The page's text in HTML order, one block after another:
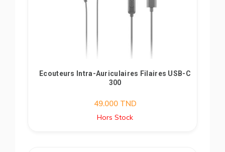
Ecouteurs Intra-Auriculaires Filaires USB-C
300
49.000TND
Hors Stock